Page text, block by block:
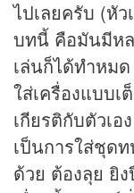
ไปเลยครับ (หั
บทนี้ คือมันมีหล
เล่นก็ได้ทำหม
ใส่เครื่องแบบ
เกียรติกับตัวเอ
เป็นการใส่ชุด
ด้วย ต้องลุย ยิ